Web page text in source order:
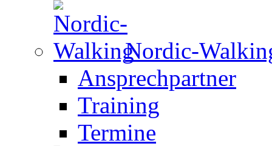
Nordic-
Ansprechpartner
Training
Termine